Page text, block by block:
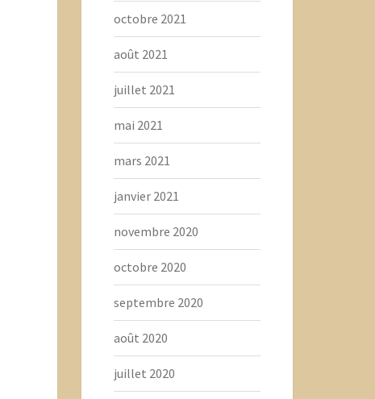
octobre 2021
août 2021
juillet 2021
mai 2021
mars 2021
janvier 2021
novembre 2020
octobre 2020
septembre 2020
août 2020
juillet 2020